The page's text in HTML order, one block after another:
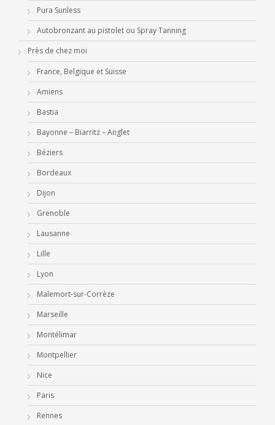
Pura Sunless
Autobronzant au pistolet ou Spray Tanning
Près de chez moi
France, Belgique et Suisse
Amiens
Bastia
Bayonne – Biarritz – Anglet
Béziers
Bordeaux
Dijon
Grenoble
Lausanne
Lille
Lyon
Malemort-sur-Corrèze
Marseille
Montélimar
Montpellier
Nice
Paris
Rennes